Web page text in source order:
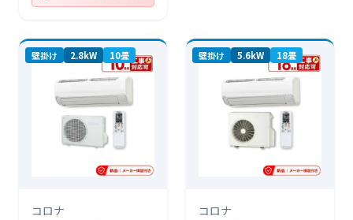
壁掛け 2.8kW 10畳
コロナ
壁掛け 5.6kW 18畳
コロナ